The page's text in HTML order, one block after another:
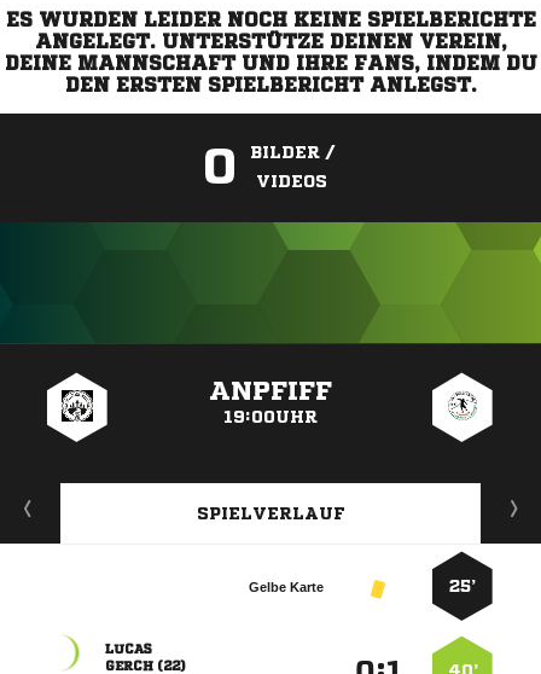
ES WURDEN LEIDER NOCH KEINE SPIELBERICHTE
ANGELEGT. UNTERSTÜTZE DEINEN VEREIN,
DEINE MANNSCHAFT UND IHRE FANS, INDEM DU
DEN ERSTEN SPIELBERICHT ANLEGST.
0
BILDER /
VIDEOS
ANPFIFF
19:00UHR
SPIELVERLAUF
25’
Gelbe Karte
40’

 